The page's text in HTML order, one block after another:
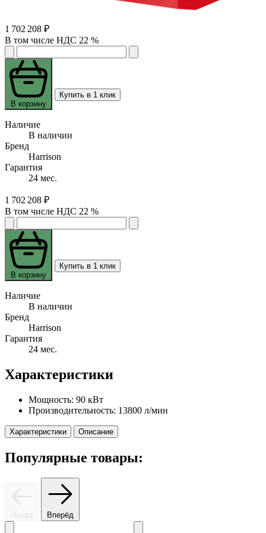
1 702 208 ₽
В том числе НДС 22 %
В корзину
Купить в 1 клик
Наличие
В наличии
Бренд
Harrison
Гарантия
24 мес.
1 702 208 ₽
В том числе НДС 22 %
В корзину
Купить в 1 клик
Наличие
В наличии
Бренд
Harrison
Гарантия
24 мес.
Характеристики
Мощность: 90 кВт
Производительность: 13800 л/мин
Характеристики Описание
Популярные товары:
Назад Вперёд